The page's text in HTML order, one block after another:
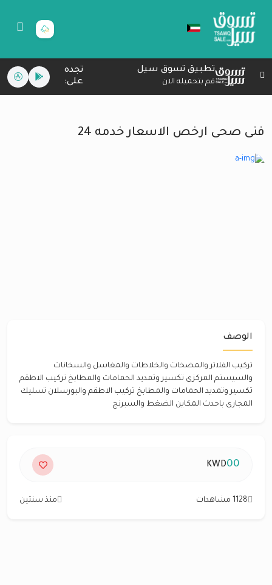
تطبيق تسوق سيل
قم بتحميله الان
تجده
على:
فنى صحى ارخص الاسعار خدمه 24
الوصف
تركيب الفلاتر والمضخات والخلاطات والمغاسل والسخانات
والسيستم المركزى تكسير وتمديد الحمامات والمطابخ تركيب الاطقم
تكسير وتمديد الحمامات والمطابخ تركيب الاطقم والبورسلان تسليك
المجارى باحدث المكاين الضغط والسبرنج
00
KWD
1128 مشاهدات منذ سنتين